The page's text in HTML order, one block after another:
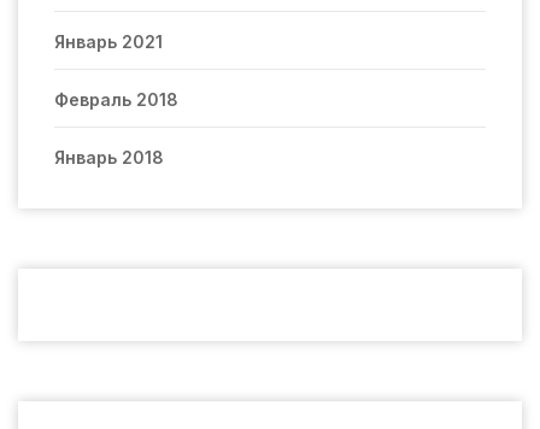
Январь 2021
Февраль 2018
Январь 2018